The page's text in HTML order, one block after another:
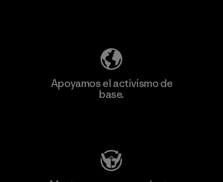
Apoyamos el activismo de
base.